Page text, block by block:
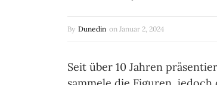
By Dunedin on Januar 2, 2024
Seit über 10 Jahren